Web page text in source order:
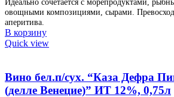
овощными композициями, сырами.
аперитива.
В корзину
Quick view
Вино бел.п/сух. “Каза Дефра
(делле Венецие)” ИТ 12%, 0,75л